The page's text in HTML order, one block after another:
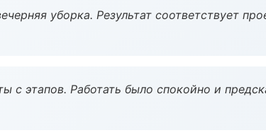
уборка. Результат соответствует
с этапов. Работать было спокойно и